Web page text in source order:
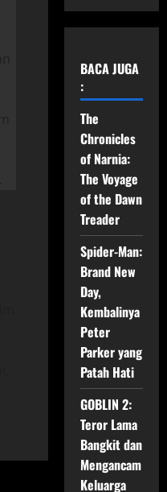
BACA JUGA
:
The
Chronicles
of Narnia:
The Voyage
of the Dawn
Treader
Spider-Man:
Brand New
Day,
Kembalinya
Peter
Parker yang
Patah Hati
GOBLIN 2:
Teror Lama
Bangkit dan
Mengancam
Keluarga